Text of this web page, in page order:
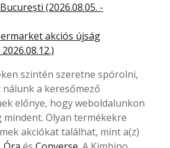
(2026.08.05. -
akciós újság
szintén szeretne spórolni,
a keresőmező
előnye, hogy weboldalunkon
mindent. Olyan termékekre
akciókat találhat, mint a(z)